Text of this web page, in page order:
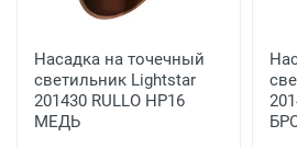
Компании- (для
Насадка на точечный
светильник Lightstar
201430 RULLO HP16
МЕДЬ